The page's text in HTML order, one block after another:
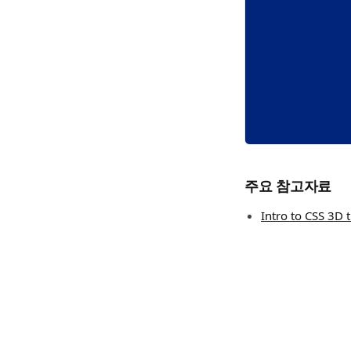
주요 참고자료
Intro to CSS 3D